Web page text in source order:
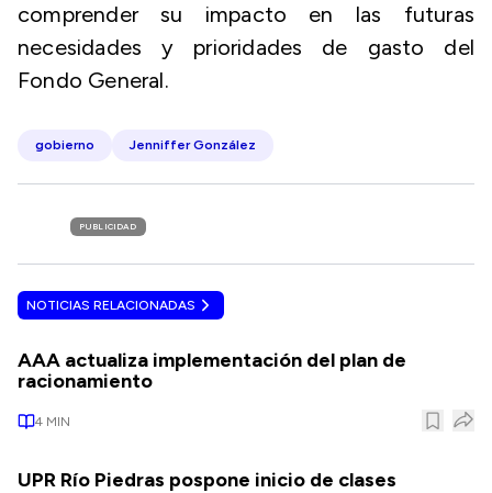
comprender su impacto en las futuras
necesidades y prioridades de gasto del
Fondo General.
gobierno Jenniffer González
PUBLICIDAD
NOTICIAS RELACIONADAS
AAA actualiza implementación del plan de
racionamiento
4 MIN
UPR Río Piedras pospone inicio de clases